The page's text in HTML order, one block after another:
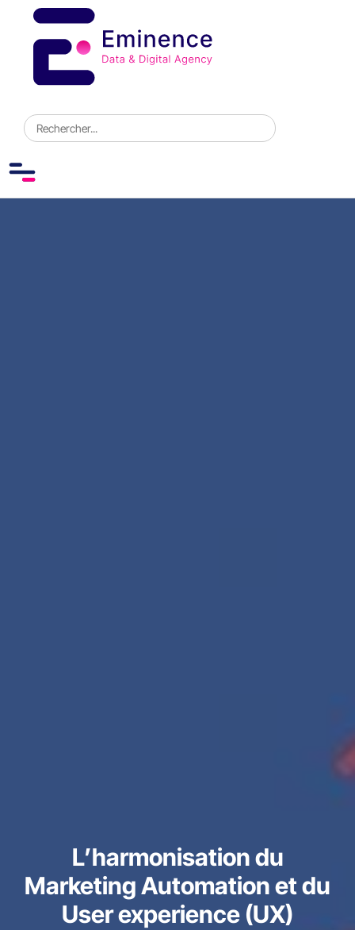
L’harmonisation du
Marketing Automation et du
User experience (UX)